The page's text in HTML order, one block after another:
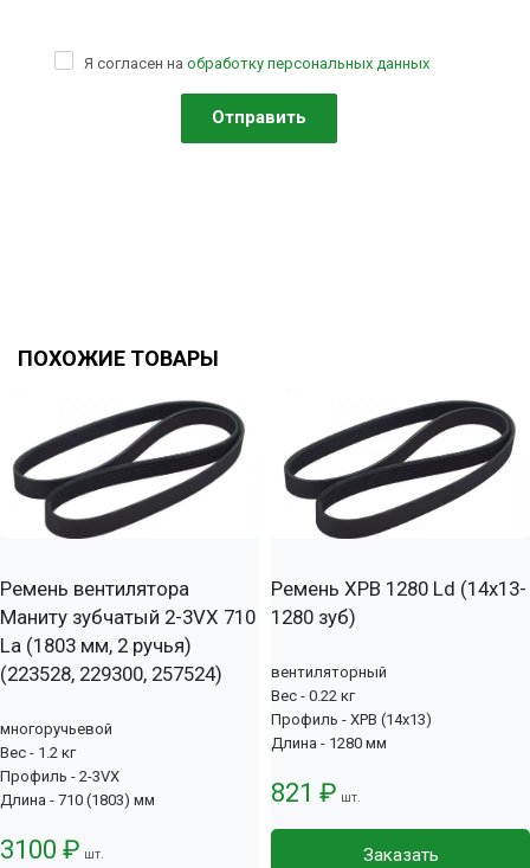
Я согласен на обработку персональных данных
ПОХОЖИЕ ТОВАРЫ
Ремень вентилятора
Маниту зубчатый 2-3VX 710
La (1803 мм, 2 ручья)
(223528, 229300, 257524)
многоручьевой
Вес - 1.2 кг
Профиль - 2-3VX
Длина - 710 (1803) мм
3100 ₽ шт.
Ремень XPB 1280 Ld (14х13-
1280 зуб)
вентиляторный
Вес - 0.22 кг
Профиль - XPB (14x13)
Длина - 1280 мм
821 ₽ шт.
Заказать